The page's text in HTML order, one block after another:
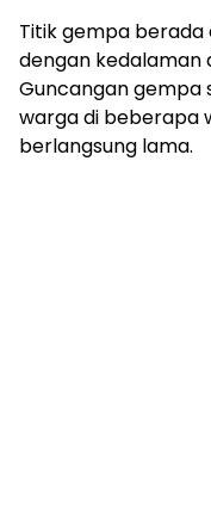
Titik gempa berada
dengan kedalaman
Guncangan gempa
warga di beberapa
berlangsung lama.